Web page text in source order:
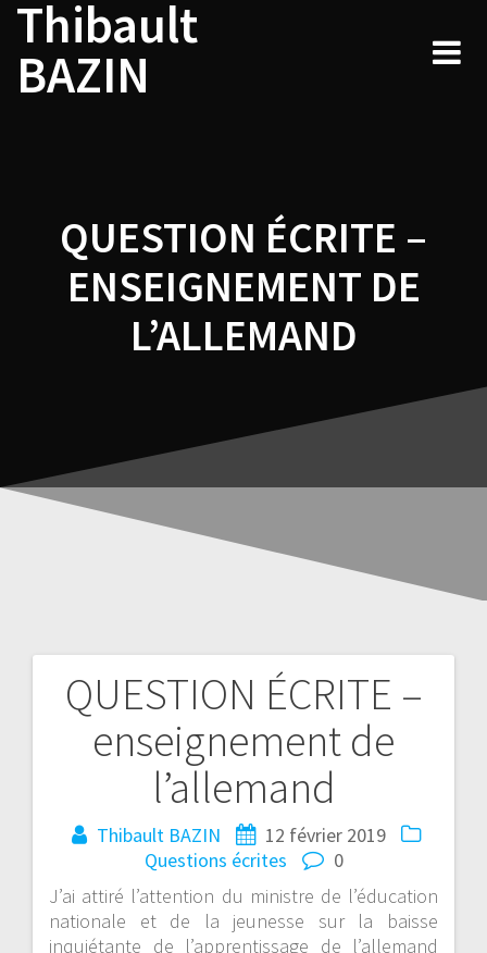
Skip
content
Thibault
BAZIN
QUESTION ÉCRITE –
ENSEIGNEMENT DE
L’ALLEMAND
QUESTION ÉCRITE –
enseignement de
l’allemand
Thibault BAZIN
12 février 2019
Questions écrites
0
J’ai attiré l’attention du ministre de l’éducation
nationale et de la jeunesse sur la baisse
inquiétante de l’apprentissage de l’allemand
Navigation
de